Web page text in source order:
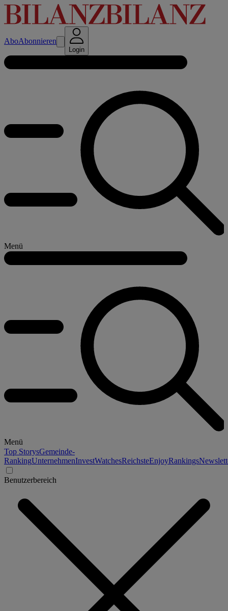
AboAbonnieren
Login
Menü
Menü
Top StorysGemeinde-
RankingUnternehmenInvestWatchesReichsteEnjoyRankings
Benutzerbereich